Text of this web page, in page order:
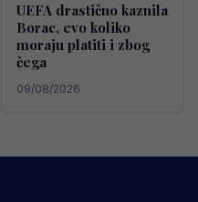
UEFA drastično kaznila
Borac, evo koliko
moraju platiti i zbog
čega
09/08/2026